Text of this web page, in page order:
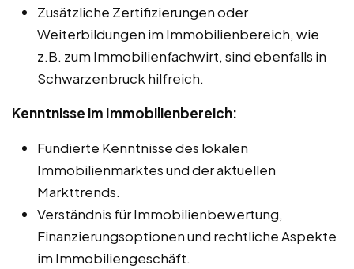
Zusätzliche Zertifizierungen oder
Weiterbildungen im Immobilienbereich, wie
z.B. zum Immobilienfachwirt, sind ebenfalls in
Schwarzenbruck hilfreich.
Kenntnisse im Immobilienbereich:
Fundierte Kenntnisse des lokalen
Immobilienmarktes und der aktuellen
Markttrends.
Verständnis für Immobilienbewertung,
Finanzierungsoptionen und rechtliche Aspekte
im Immobiliengeschäft.